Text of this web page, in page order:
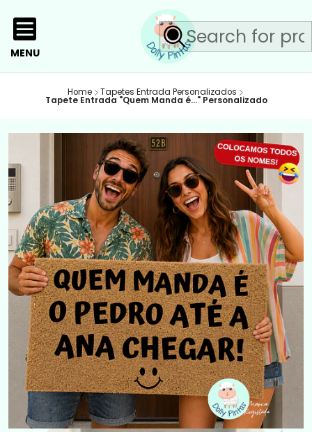
MENU
Home Tapetes Entrada Personalizados
Tapete Entrada "Quem Manda é..." Personalizado